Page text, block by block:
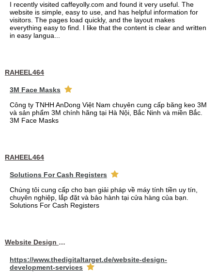
I recently visited caffeyolly.com and found it very useful. The
website is simple, easy to use, and has helpful information for
visitors. The pages load quickly, and the layout makes
everything easy to find. I like that the content is clear and written
in easy langua...
RAHEEL464
3M Face Masks
Công ty TNHH AnDong Việt Nam chuyên cung cấp băng keo 3M
và sản phẩm 3M chính hãng tại Hà Nội, Bắc Ninh và miền Bắc.
3M Face Masks
RAHEEL464
Solutions For Cash Registers
Chúng tôi cung cấp cho bạn giải pháp về máy tính tiền uy tín,
chuyên nghiệp, lắp đặt và bảo hành tại cửa hàng của bạn.
Solutions For Cash Registers
Website Design Services berin
https://www.thedigitaltarget.de/website-design-
development-services